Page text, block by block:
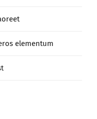
elementum